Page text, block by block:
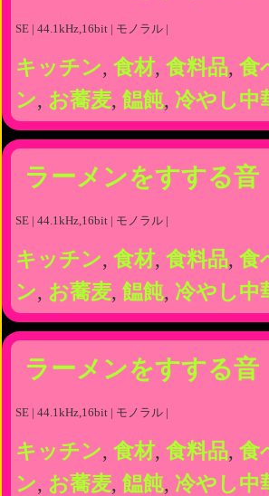
SE | 44.1kHz,16bit | モノラル |
キッチン, 食材, 食料品, 食
ン, お蕎麦, 饂飩, 冷やし中
ラーメンをすする音
SE | 44.1kHz,16bit | モノラル |
キッチン, 食材, 食料品, 食
ン, お蕎麦, 饂飩, 冷やし中
ラーメンをすする音
SE | 44.1kHz,16bit | モノラル |
キッチン, 食材, 食料品, 食
ン, お蕎麦, 饂飩, 冷やし中